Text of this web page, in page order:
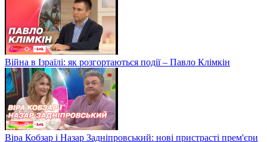
Війна в Ізраїлі: як розгортаються події – Павло Клімкін
Віра Кобзар і Назар Задніпровський: нові пристрасті прем'єри